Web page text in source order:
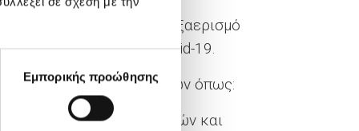
Εμπορικής προώθησης
και ανεξάρτητο εξαερισμό
την εποχή του Covid-19.
το φάσμα των ενδείξεων όπως:
βιοψιών (ενδοβρογχικών και